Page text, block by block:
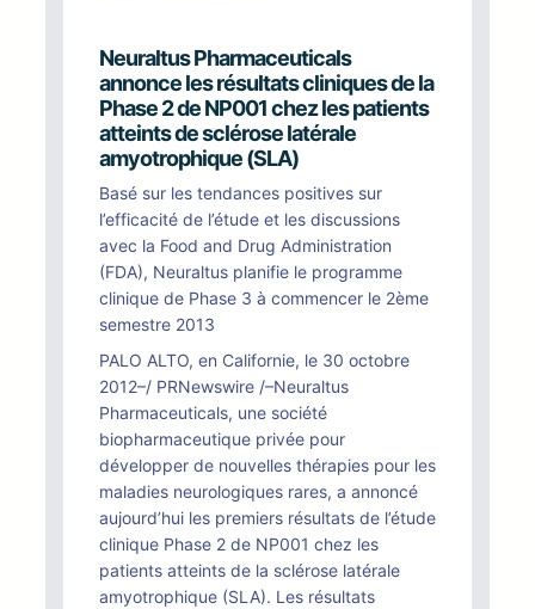
Neuraltus Pharmaceuticals
annonce les résultats cliniques de la
Phase 2 de NP001 chez les patients
atteints de sclérose latérale
amyotrophique (SLA)
Basé sur les tendances positives sur
l’efficacité de l’étude et les discussions
avec la Food and Drug Administration
(FDA), Neuraltus planifie le programme
clinique de Phase 3 à commencer le 2ème
semestre 2013
PALO ALTO, en Californie, le 30 octobre
2012–/ PRNewswire /–Neuraltus
Pharmaceuticals, une société
biopharmaceutique privée pour
développer de nouvelles thérapies pour les
maladies neurologiques rares, a annoncé
aujourd’hui les premiers résultats de l’étude
clinique Phase 2 de NP001 chez les
patients atteints de la sclérose latérale
amyotrophique (SLA). Les résultats